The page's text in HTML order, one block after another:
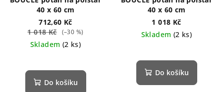
40 x 60 cm
712,60 Kč
1 018 Kč
(–30 %)
Skladem (2 ks)
Do košíku
40 x 60 cm
1 018 Kč
Skladem (2 ks)
Do košíku